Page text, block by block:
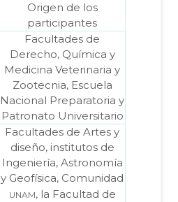
Origen de los
participantes
Facultades de
Derecho, Química y
Medicina Veterinaria y
Zootecnia, Escuela
Nacional Preparatoria y
Patronato Universitario
Facultades de Artes y
diseño, institutos de
Ingeniería, Astronomía
y Geofísica, Comunidad
unam, la Facultad de